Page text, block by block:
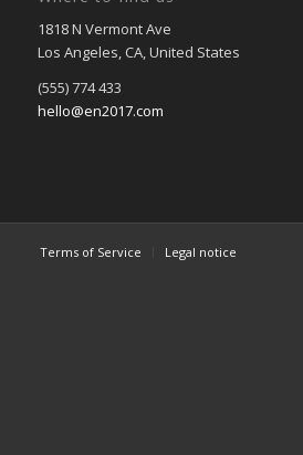
1818 N Vermont Ave
Los Angeles, CA, United States
(555) 774 433
hello@en2017.com
Terms of Service Legal notice